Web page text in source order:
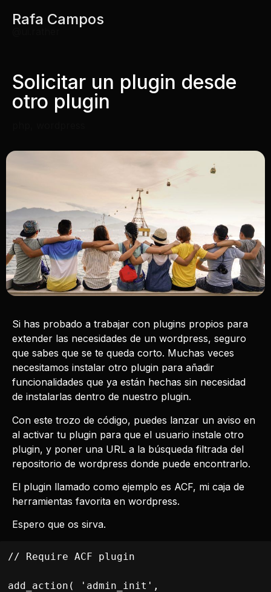
Rafa Campos
Solicitar un plugin desde
otro plugin
Si has probado a trabajar con plugins propios para
extender las necesidades de un wordpress, seguro
que sabes que se te queda corto. Muchas veces
necesitamos instalar otro plugin para añadir
funcionalidades que ya están hechas sin necesidad
de instalarlas dentro de nuestro plugin.
Con este trozo de código, puedes lanzar un aviso en
al activar tu plugin para que el usuario instale otro
plugin, y poner una URL a la búsqueda filtrada del
repositorio de wordpress donde puede encontrarlo.
El plugin llamado como ejemplo es ACF, mi caja de
herramientas favorita en wordpress.
Espero que os sirva.
// Require ACF plugin
add_action( 'admin_init',